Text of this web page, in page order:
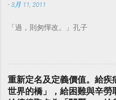
-3月 11, 2011
「過，則匆憚改。」孔子
重新定名及定義價值。給疾
世界的橋」，給困難與辛勞